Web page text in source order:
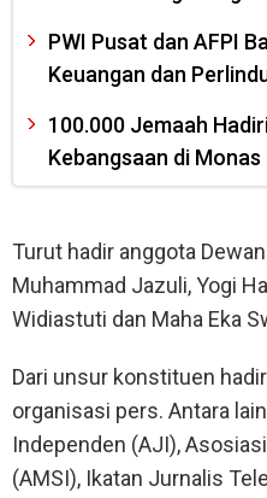
PWI Pusat dan AFPI
Keuangan dan
100.000 Jemaah
Kebangsaan di Monas
Turut hadir anggota
Muhammad Jazuli, Yogi
Widiastuti dan Maha Eka
Dari unsur konstituen
organisasi pers. Antara
Independen (AJI),
(AMSI), Ikatan Jurnalis